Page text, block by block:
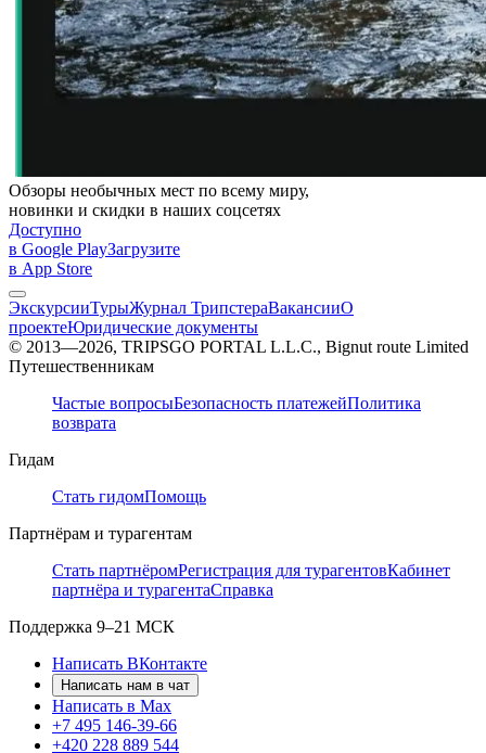
Обзоры необычных мест по всему миру,
новинки и скидки в наших соцсетях
Доступно
в Google PlayЗагрузите
в App Store
ЭкскурсииТурыЖурнал ТрипстераВакансииО
проектеЮридические документы
© 2013—2026, TRIPSGO PORTAL L.L.C., Bignut route Limited
Путешественникам
Частые вопросыБезопасность платежейПолитика
возврата
Гидам
Стать гидомПомощь
Партнёрам и турагентам
Стать партнёромРегистрация для турагентовКабинет
партнёра и турагентаСправка
Поддержка 9–21 МСК
Написать ВКонтакте
Написать нам в чат
Написать в Max
+7 495 146-39-66
+420 228 889 544